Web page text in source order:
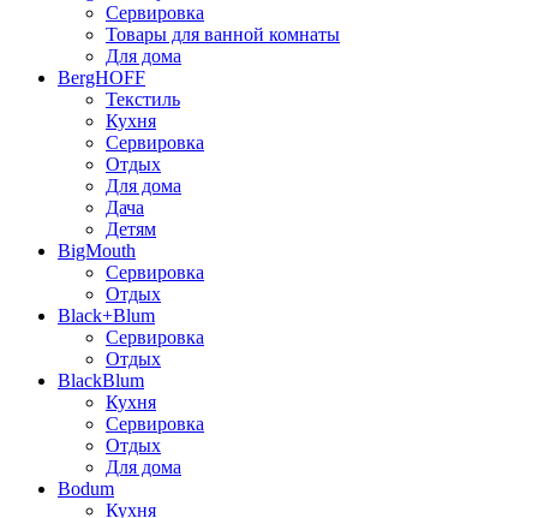
Сервировка
Товары для ванной комнаты
Для дома
BergHOFF
Текстиль
Кухня
Сервировка
Отдых
Для дома
Дача
Детям
BigMouth
Сервировка
Отдых
Black+Blum
Сервировка
Отдых
BlackBlum
Кухня
Сервировка
Отдых
Для дома
Bodum
Кухня